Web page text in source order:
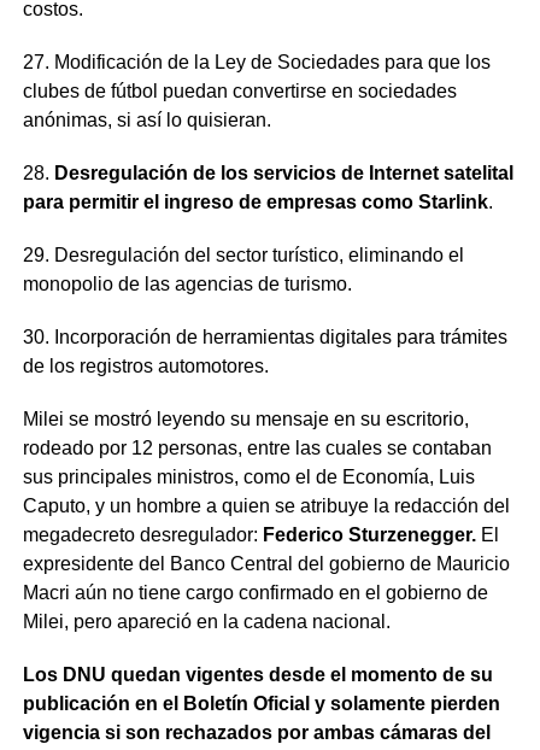
costos.
27. Modificación de la Ley de Sociedades para que los
clubes de fútbol puedan convertirse en sociedades
anónimas, si así lo quisieran.
28. Desregulación de los servicios de Internet satelital
para permitir el ingreso de empresas como Starlink.
29. Desregulación del sector turístico, eliminando el
monopolio de las agencias de turismo.
30. Incorporación de herramientas digitales para trámites
de los registros automotores.
Milei se mostró leyendo su mensaje en su escritorio,
rodeado por 12 personas, entre las cuales se contaban
sus principales ministros, como el de Economía, Luis
Caputo, y un hombre a quien se atribuye la redacción del
megadecreto desregulador: Federico Sturzenegger.El
expresidente del Banco Central del gobierno de Mauricio
Macri aún no tiene cargo confirmado en el gobierno de
Milei, pero apareció en la cadena nacional.
Los DNU quedan vigentes desde el momento de su
publicación en el Boletín Oficial y solamente pierden
vigencia si son rechazados por ambas cámaras del